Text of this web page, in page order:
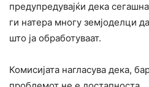
предупредувајќи дека
ги натера многу земјоделци
што ја обработуваат.
Комисијата нагласува дека,